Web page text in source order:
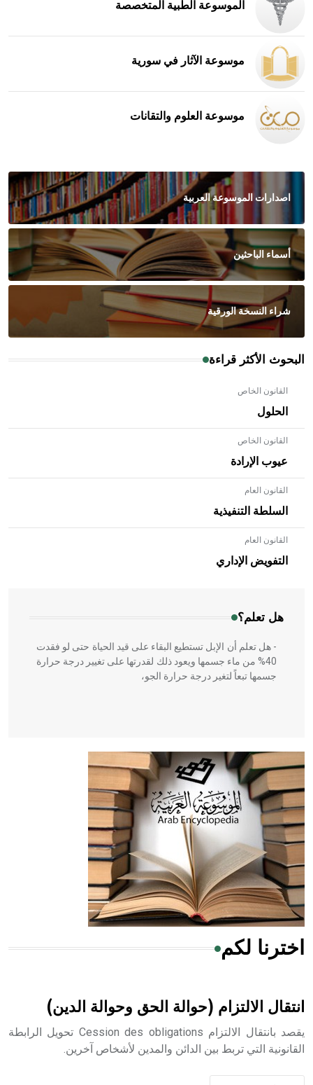
الموسوعة الطبية المتخصصة
موسوعة الآثار في سورية
موسوعة العلوم والتقانات
اصدارات الموسوعة العربية
أسماء الباحثين
شراء النسخة الورقية
البحوث الأكثر قراءة
القانون الخاص
الحلول
القانون الخاص
عيوب الإرادة
القانون العام
السلطة التنفيذية
القانون العام
التفويض الإداري
هل تعلم؟
- هل تعلم أن الأبلق نوع من الفنون الهندسية التي ارتبطت
بالعمارة الإسلامية في بلاد الشام ومصر خاصة، حيث يحرص
المعمار على بناء مداميكه وخاصة في الواجهات
- هل تعلم أن الإبل تستطيع البقاء على قيد الحياة حتى لو فقدت
40% من ماء جسمها ويعود ذلك لقدرتها على تغيير درجة حرارة
جسمها تبعاً لتغير درجة حرارة الجو،
- هل تعلم أن أبقراط كتب في الطب أربعة مؤلفات هي:
الحكم، الأدلة، تنظيم التغذية، ورسالته في جروح الرأس. ويعود
له الفضل بأنه حرر الطب من الدين والفلسفة.
- هل تعلم أن المرجان إفراز حيواني يتكون في البحر ويتركب
من مادة كربونات الكلسيوم، وهو أحمر أو شديد الحمرة وهو
أجود أنواعه، ويمتاز بكبر الحجم ويسمى الش
هل تعلم أن الأبسيد كلمة فرنسية اللفظ تم اعتمادها مصطلحاً
اخترنا لكم
انتقال الالتزام (حوالة الحق وحوالة الدين)
يقصد بانتقال الالتزام Cession des obligations تحويل الرابطة
القانونية التي تربط بين الدائن والمدين لأشخاص آخرين.